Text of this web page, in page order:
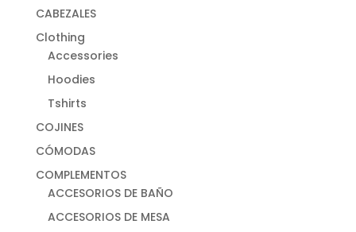
CABEZALES
Clothing
Accessories
Hoodies
Tshirts
COJINES
CÓMODAS
COMPLEMENTOS
ACCESORIOS DE BAÑO
ACCESORIOS DE MESA